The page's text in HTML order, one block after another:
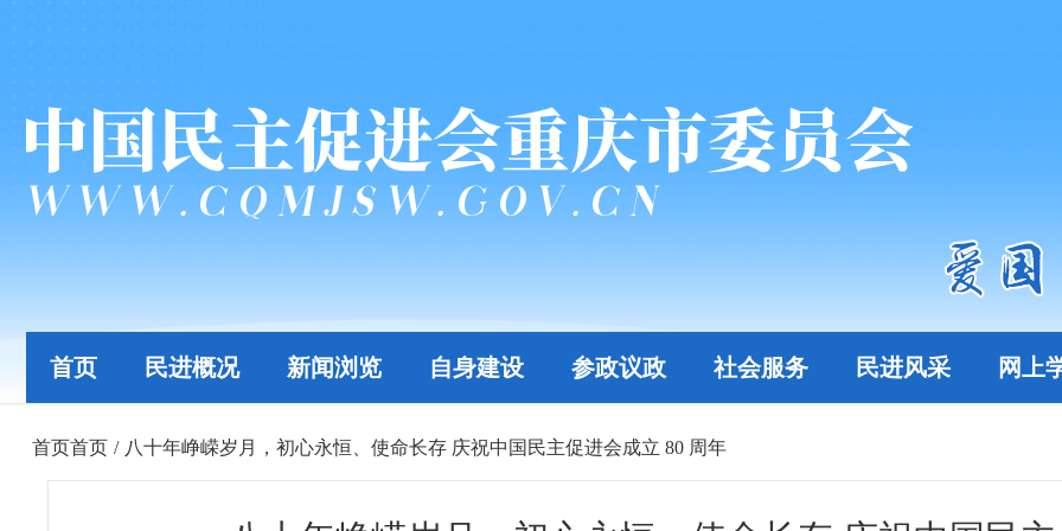
首页 民进概况 新闻浏览 自身建设 参政议政 社会服务 民进风采 网上
首页首页 / 八十年峥嵘岁月，初心永恒、使命长存​ 庆祝中国民主促进会成立 80 周年